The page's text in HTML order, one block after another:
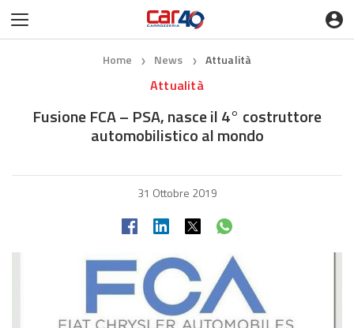
Home ❯ News ❯ Attualità
Attualità
Fusione FCA – PSA, nasce il 4° costruttore
automobilistico al mondo
31 Ottobre 2019